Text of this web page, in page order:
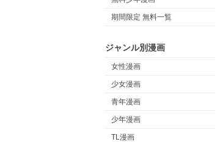
期間限定 無料一覧
ジャンル別漫画
女性漫画
少女漫画
青年漫画
少年漫画
TL漫画